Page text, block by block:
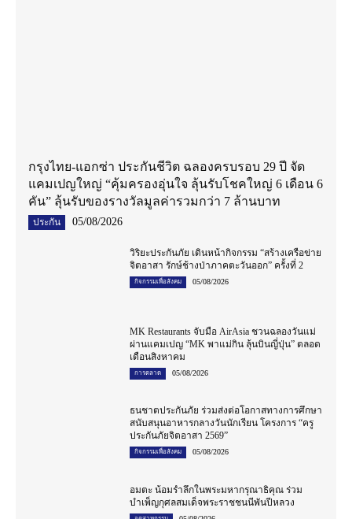
กรุงไทย-แอกซ่า ประกันชีวิต ฉลองครบรอบ 29 ปี จัด
แคมเปญใหญ่ “คุ้มครองอุ่นใจ ลุ้นรับโชคใหญ่ 6 เดือน 6
คัน” ลุ้นรับของรางวัลมูลค่ารวมกว่า 7 ล้านบาท
ประกัน 05/08/2026
วิริยะประกันภัย เดินหน้ากิจกรรม “สร้างเครือข่าย
จิตอาสา รักษ์ช้างป่าภาคตะวันออก” ครั้งที่ 2
กิจกรรมเพื่อสังคม 05/08/2026
MK Restaurants จับมือ AirAsia ชวนฉลองวันแม่
ผ่านแคมเปญ “MK พาแม่กิน ลุ้นบินญี่ปุ่น” ตลอด
เดือนสิงหาคม
การตลาด 05/08/2026
ธนชาตประกันภัย ร่วมส่งต่อโอกาสทางการศึกษา
สนับสนุนอาหารกลางวันนักเรียน โครงการ “ครู
ประกันภัยจิตอาสา 2569”
กิจกรรมเพื่อสังคม 05/08/2026
อมตะ น้อมรำลึกในพระมหากรุณาธิคุณ ร่วม
บำเพ็ญกุศลสมเด็จพระราชชนนีพันปีหลวง